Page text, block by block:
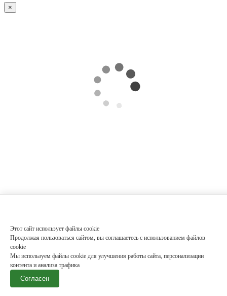
Этот сайт использует файлы cookie
Продолжая пользоваться сайтом, вы соглашаетесь с использованием файлов
cookie
Мы используем файлы cookie для улучшения работы сайта, персонализации
контента и анализа трафика
Согласен
×